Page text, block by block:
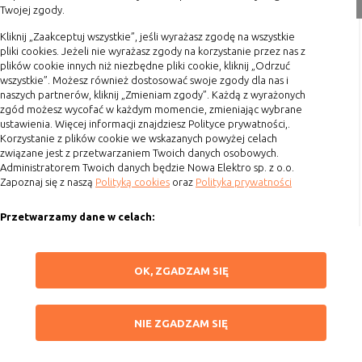
Twojej zgody.
Kliknij „Zaakceptuj wszystkie”, jeśli wyrażasz zgodę na wszystkie
pliki cookies. Jeżeli nie wyrażasz zgody na korzystanie przez nas z
plików cookie innych niż niezbędne pliki cookie, kliknij „Odrzuć
wszystkie”. Możesz również dostosować swoje zgody dla nas i
naszych partnerów, kliknij „Zmieniam zgody”. Każdą z wyrażonych
zgód możesz wycofać w każdym momencie, zmieniając wybrane
ustawienia. Więcej informacji znajdziesz Polityce prywatności,.
Korzystanie z plików cookie we wskazanych powyżej celach
związane jest z przetwarzaniem Twoich danych osobowych.
Administratorem Twoich danych będzie Nowa Elektro sp. z o.o.
Zapoznaj się z naszą Polityką cookies oraz Polityka prywatności
Przetwarzamy dane w celach:
treści i reklam oraz ich pomiaru, tworzenia statystyk, poprawy
marketingowe lub prezentować je w serwisie.
OK, ZGADZAM SIĘ
NIE ZGADZAM SIĘ
NIE ZGADZAM SIĘ
- służą bardzo ważnym funkcjonalnościom
serwisu, ich zablokowanie spowoduje, że
wybrane funkcje nie będą działać
prawidłowo.
Biznesowe
Umożliwiają realizację modelu
biznesowego w oparciu o który
udostępniona jest witryna, ich
zablokowanie nie spowoduje
niedostępności całości funkcjonalności
świadczenia usługi ze względu na brak
witryny przychodów subsydiujących
działanie serwisu. Do tej kategorii należą
np. cookies reklamowe.
B. Ze względu na czas przez jaki cookie będzie
Terminy realizacji
Koszty przesyłki
Dostawa
Reklamacje
Zwrot towaru
Kontakt
Szybki kontakt
Godziny otwarcia: Pon.-Pt. 8-16
sklep@elektrozysk.pl
Dołącz do nas